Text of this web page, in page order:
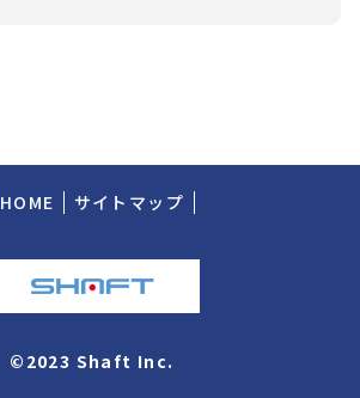
HOME サイトマップ
©2023 Shaft Inc.